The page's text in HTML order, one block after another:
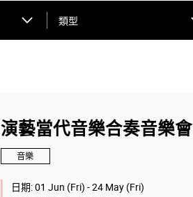
類型
演藝當代音樂合奏音樂會
音樂
日期:01 Jun (Fri) - 24 May (Fri)